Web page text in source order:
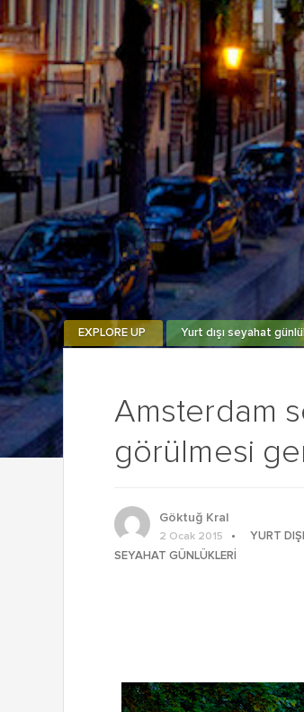
Amsterdam
görülmesi
EXPLORE UP Yurt dışı seyahat
Göktuğ Kral
2 Ocak 2015
YURT DIŞI
SEYAHAT GÜNLÜKLERI